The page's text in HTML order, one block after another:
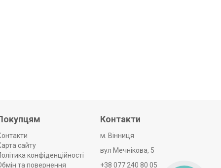
сайту
конфіденційності
та повернення
Контакти
м. Вінниця
вул Мечнікова, 5
+38 077 240 80 05